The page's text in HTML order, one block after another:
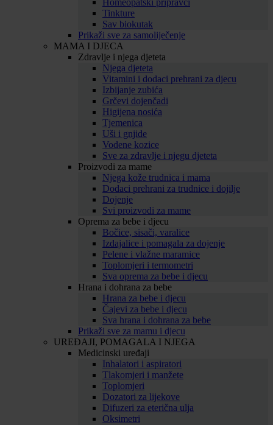
Homeopatski pripravci
Tinkture
Sav biokutak
Prikaži sve za samoliječenje
MAMA I DJECA
Zdravlje i njega djeteta
Njega djeteta
Vitamini i dodaci prehrani za djecu
Izbijanje zubića
Grčevi dojenčadi
Higijena nosića
Tjemenica
Uši i gnjide
Vodene kozice
Sve za zdravlje i njegu djeteta
Proizvodi za mame
Njega kože trudnica i mama
Dodaci prehrani za trudnice i dojilje
Dojenje
Svi proizvodi za mame
Oprema za bebe i djecu
Bočice, sisači, varalice
Izdajalice i pomagala za dojenje
Pelene i vlažne maramice
Toplomjeri i termometri
Sva oprema za bebe i djecu
Hrana i dohrana za bebe
Hrana za bebe i djecu
Čajevi za bebe i djecu
Sva hrana i dohrana za bebe
Prikaži sve za mamu i djecu
UREĐAJI, POMAGALA I NJEGA
Medicinski uređaji
Inhalatori i aspiratori
Tlakomjeri i manžete
Toplomjeri
Dozatori za lijekove
Difuzeri za eterična ulja
Oksimetri